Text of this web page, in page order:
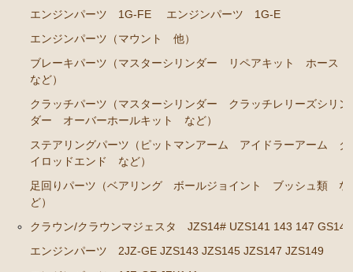
エンジンパーツ 1G-GE
エンジンパーツ 1G-FE
エンジンパーツ 1G-E
エンジンパーツ（マウント 他）
ブレーキパーツ（マスターシリンダー リペアキッ
ト ホース など）
クラッチパーツ（マスターシリンダー クラッチレリ
ーズシリンダー オーバーホールキット など）
ステアリングパーツ（ピットマンアーム アイドラー
アーム タイロッドエンド など）
エンジンパーツ 1G-FE
エンジンパーツ 1G-E
エンジンパーツ（マウント 他）
ブレーキパーツ（マスターシリンダー リペアキット ホース
など）
クラッチパーツ（マスターシリンダー クラッチレリーズシリン
ダー オーバーホールキット など）
ステアリングパーツ（ピットマンアーム アイドラーアーム タ
イロッドエンド など）
足回りパーツ（ベアリング ボールジョイント ブッシュ類 な
ど）
クラウン/クラウンマジェスタ JZS14# UZS141 143 147 GS141
エンジンパーツ 2JZ-GE JZS143 JZS145 JZS147 JZS149